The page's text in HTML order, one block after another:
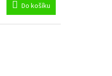
Do košíku